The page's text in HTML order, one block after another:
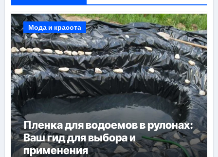
Мода и красота
Пленка для водоемов в рулонах:
Ваш гид для выбора и
применения